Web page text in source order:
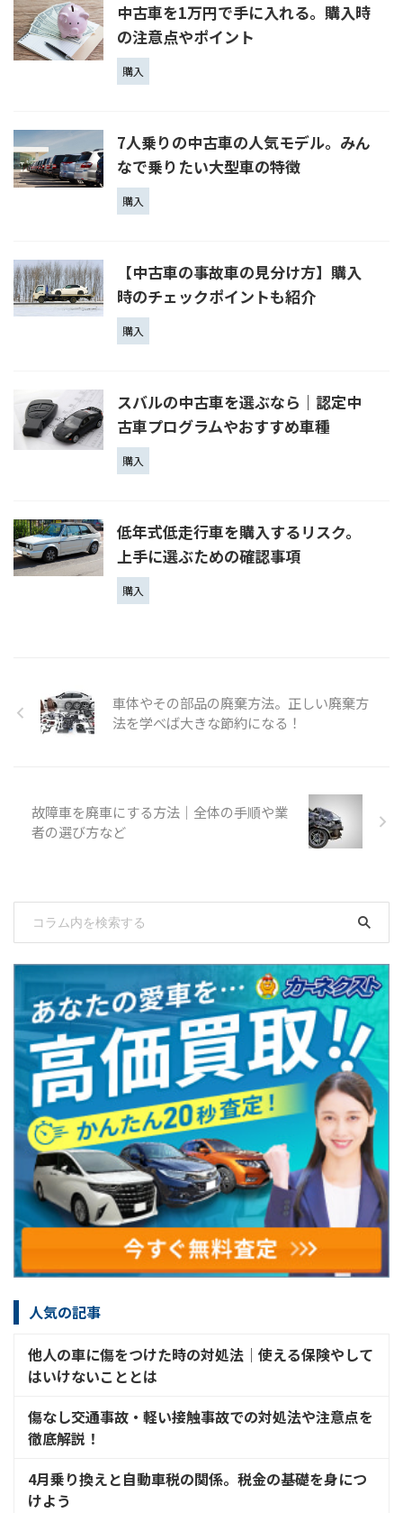
中古車を1万円で手に入れる。購入時
の注意点やポイント
購入
7人乗りの中古車の人気モデル。みん
なで乗りたい大型車の特徴
購入
【中古車の事故車の見分け方】購入
時のチェックポイントも紹介
購入
スバルの中古車を選ぶなら｜認定中
古車プログラムやおすすめ車種
購入
低年式低走行車を購入するリスク。
上手に選ぶための確認事項
購入
車体やその部品の廃棄方法。正しい廃棄方
法を学べば大きな節約になる！
故障車を廃車にする方法｜全体の手順や業
者の選び方など
人気の記事
他人の車に傷をつけた時の対処法│使える保険やして
はいけないこととは
傷なし交通事故・軽い接触事故での対処法や注意点を
徹底解説！
4月乗り換えと自動車税の関係。税金の基礎を身につ
けよう